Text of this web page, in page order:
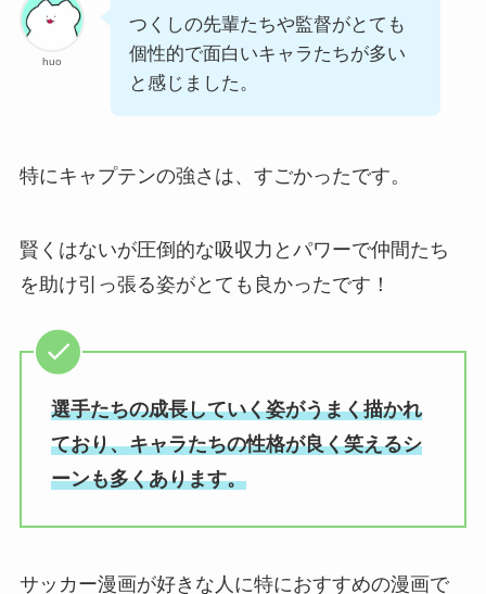
huo
つくしの先輩たちや監督がとても
個性的で面白いキャラたちが多い
と感じました。
特にキャプテンの強さは、すごかったです。
賢くはないが圧倒的な吸収力とパワーで仲間たち
を助け引っ張る姿がとても良かったです！
選手たちの成長していく姿がうまく描かれ
ており、キャラたちの性格が良く笑えるシ
ーンも多くあります。
サッカー漫画が好きな人に特におすすめの漫画で